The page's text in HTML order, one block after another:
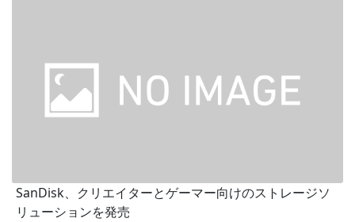
SanDisk、クリエイターとゲーマー向けのストレージソ
リューションを発売